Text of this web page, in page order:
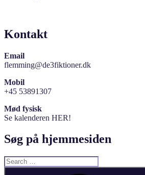
Kontakt
Email
flemming@de3fiktioner.dk
Mobil
+45 53891307
Mød fysisk
Se kalenderen HER!
Søg på hjemmesiden
Search
for: